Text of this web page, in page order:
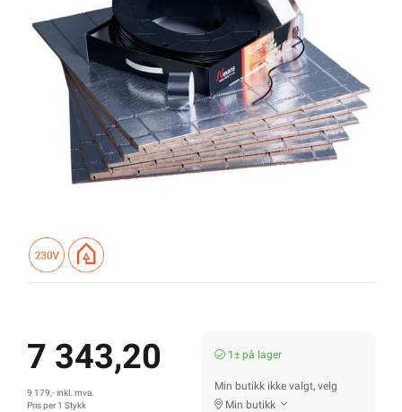
7 343,20
9 179,- inkl. mva.
Pris per 1 Stykk
1± på lager
Min butikk ikke valgt, velg
Min butikk